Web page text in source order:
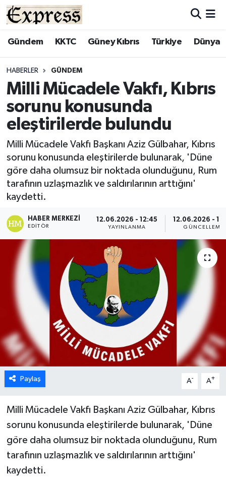
Gündem KKTC Güney Kıbrıs Türkiye Dünya
HABERLER GÜNDEM
Milli Mücadele Vakfı, Kıbrıs
sorunu konusunda
eleştirilerde bulundu
Milli Mücadele Vakfı Başkanı Aziz Gülbahar, Kıbrıs
sorunu konusunda eleştirilerde bulunarak, 'Düne
göre daha olumsuz bir noktada olunduğunu, Rum
tarafının uzlaşmazlık ve saldırılarının arttığını'
kaydetti.
HABER MERKEZI
EDITÖR
12.06.2026 - 12:45
YAYINLANMA
12.06.2026 -
GÜNCELLEME
Paylaş A- A+
Milli Mücadele Vakfı Başkanı Aziz Gülbahar, Kıbrıs
sorunu konusunda eleştirilerde bulunarak, 'Düne
göre daha olumsuz bir noktada olunduğunu, Rum
tarafının uzlaşmazlık ve saldırılarının arttığını'
kaydetti.
ALAYKÖY
BİLİM
ÇATALKÖY
DÜNYA
EĞİTİM
EKONOMİ
ENGLISH
ESENTEPE
GAZİMAĞUSA
GİRNE
GÜNDEM
GÜNEY KIBRIS
İÇ HABERLER
LAPTA
LEFKOŞA
Hava Durumu
Süper Lig Puan Durumu ve Fikstür
Tüm Manşetler
Son Dakika Haberleri
Haber Arşivi